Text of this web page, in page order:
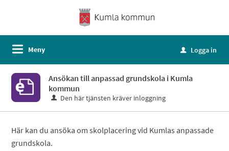
Meny u Logga in
Ansökan till anpassad grundskola i Kumla
kommun
Den här tjänsten kräver inloggning
Här kan du ansöka om skolplacering vid Kumlas anpassade
grundskola.